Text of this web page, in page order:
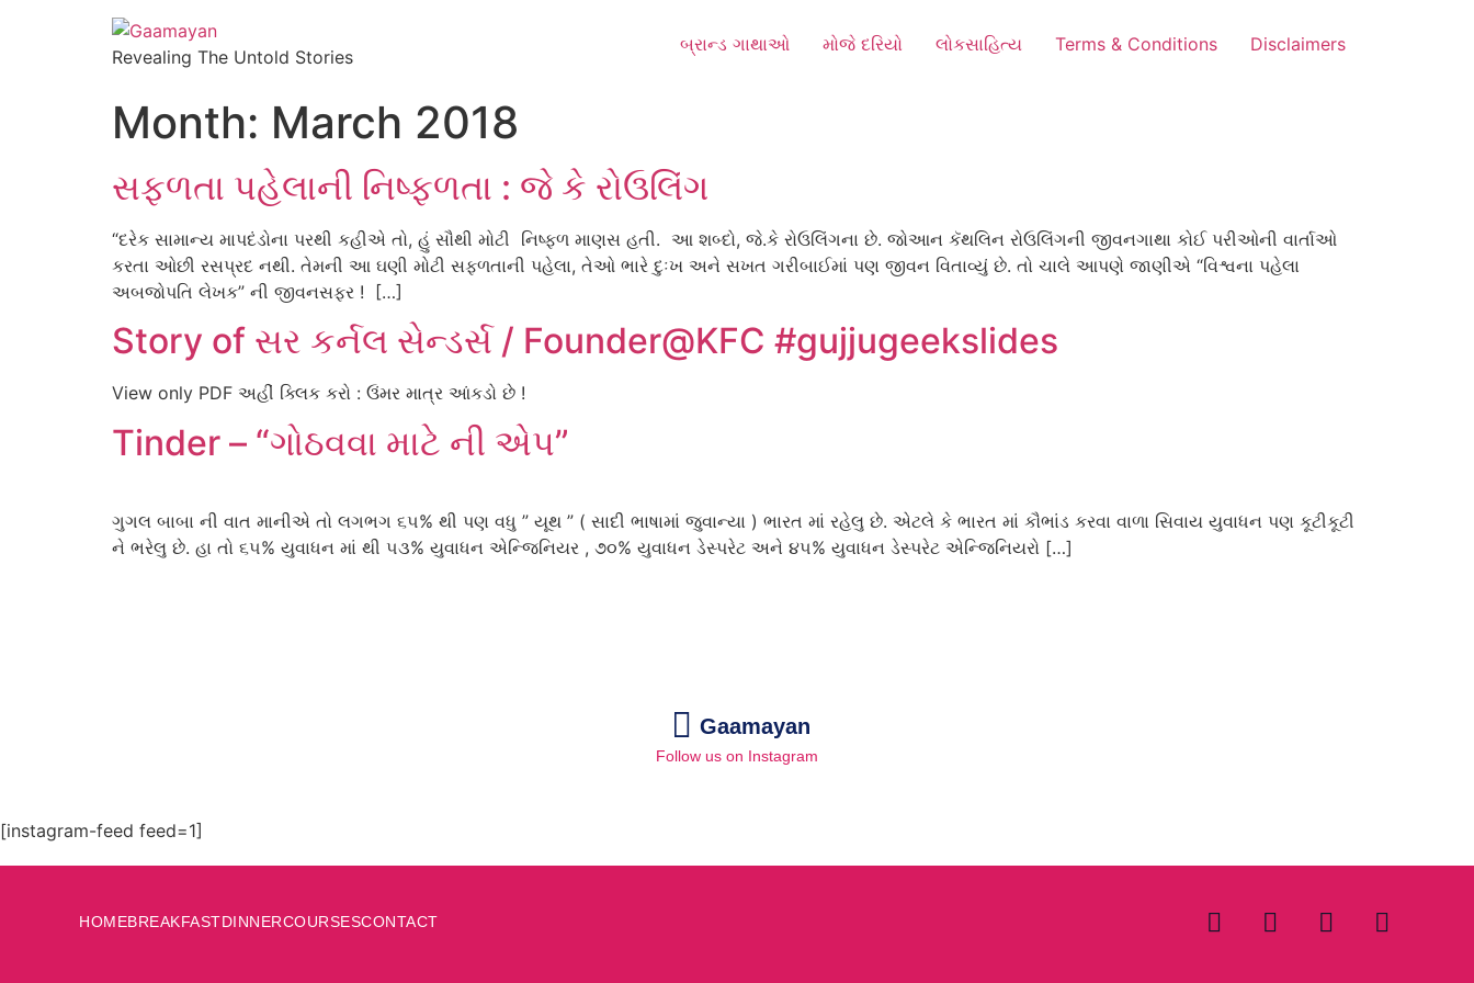
Revealing The Untold Stories
બ્રાન્ડ ગાથાઓ મોજે દરિયો લોકસાહિત્ય Terms & Conditions Disclaimers
Month: March 2018
સફળતા પહેલાની નિષ્ફળતા : જે કે રોઉલિંગ
“દરેક સામાન્ય માપદંડોના પરથી કહીએ તો, હું સૌથી મોટી નિષ્ફળ માણસ હતી. આ શબ્દો, જે.કે રોઉલિંગના છે. જોઆન કૅથલિન રોઉલિંગની જીવનગાથા કોઈ પરીઓની વાર્તાઓ
કરતા ઓછી રસપ્રદ નથી. તેમની આ ઘણી મોટી સફળતાની પહેલા, તેઓ ભારે દુઃખ અને સખત ગરીબાઈમાં પણ જીવન વિતાવ્યું છે. તો ચાલે આપણે જાણીએ “વિશ્વના પહેલા
અબજોપતિ લેખક” ની જીવનસફર ! […]
Story of સર કર્નલ સેન્ડર્સ / Founder@KFC #gujjugeekslides
View only PDF અહીં ક્લિક કરો : ઉંમર માત્ર આંકડો છે !
Tinder – “ગોઠવવા માટે ની એપ”
ગુગલ બાબા ની વાત માનીએ તો લગભગ ૬૫% થી પણ વધુ ” યૂથ ” ( સાદી ભાષામાં જુવાન્યા ) ભારત માં રહેલુ છે. એટલે કે ભારત માં કૌભાંડ કરવા વાળા સિવાય યુવાધન પણ કૂટીકૂટી
ને ભરેલુ છે. હા તો ૬૫% યુવાધન માં થી ૫૩% યુવાધન એન્જિનિયર , ૭૦% યુવાધન ડેસ્પરેટ અને ૪૫% યુવાધન ડેસ્પરેટ એન્જિનિયરો […]
Gaamayan
Follow us on Instagram
[instagram-feed feed=1]
HOMEBREAKFASTDINNERCOURSESCONTACT